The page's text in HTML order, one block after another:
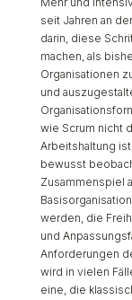
seit Jahren an
darin, diese
machen, als
Organisationen
und
wie Scrum nicht
Arbeitshaltung
bewusst
Zusammenspiel
werden, die
und
Anforderungen
wird in vielen
eine, die